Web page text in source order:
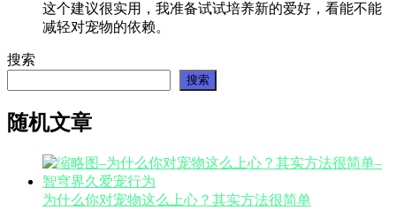
这个建议很实用，我准备试试培养新的爱好，看能不能
减轻对宠物的依赖。
搜索
搜索
随机文章
为什么你对宠物这么上心？其实方法很简单